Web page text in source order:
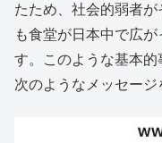
たため、社会的弱者
も食堂が日本中で広
す。このような基本的
次のようなメッセージ